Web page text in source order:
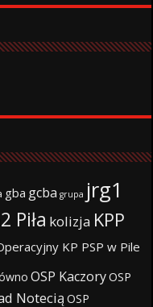
gba gcba grupa jrg1
Piła kolizja KPP
KP PSP w Pile
OSP KaczoryOSP
Notecią OSP